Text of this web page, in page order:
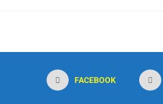
FACEBOOK